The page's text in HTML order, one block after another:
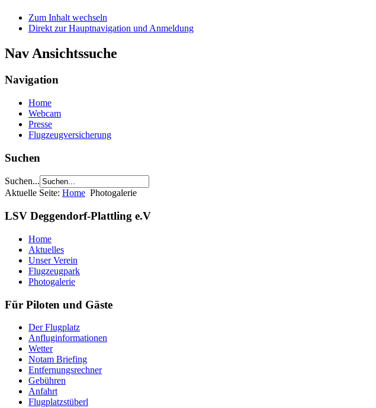
Zum Inhalt wechseln
Direkt zur Hauptnavigation und Anmeldung
Nav Ansichtssuche
Navigation
Home
Webcam
Presse
Flugzeugversicherung
Suchen
Suchen...
Aktuelle Seite: Home Photogalerie
LSV Deggendorf-Plattling e.V
Home
Aktuelles
Unser Verein
Flugzeugpark
Photogalerie
Für Piloten und Gäste
Der Flugplatz
Anfluginformationen
Wetter
Notam Briefing
Entfernungsrechner
Gebühren
Anfahrt
Flugplatzstüberl